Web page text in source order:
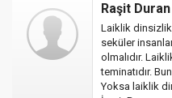
Raşit Duran
Laiklik
seküler
olmalıdır.
teminatıdır.
Yoksa laiklik